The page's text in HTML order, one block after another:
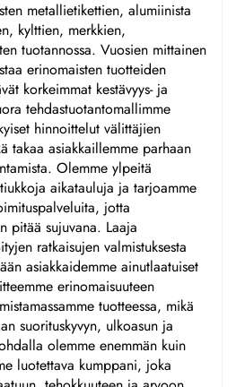
metallietikettien, alumiinista
kylttien, merkkien,
tuotannossa. Vuosien mittainen
erinomaisten tuotteiden
korkeimmat kestävyys- ja
tehdastuotantomallimme
hinnoittelut välittäjien
takaa asiakkaillemme parhaan
Olemme ylpeitä
aikatauluja ja tarjoamme
jotta
pitää sujuvana. Laaja
ratkaisujen valmistuksesta
asiakkaidemme ainutlaatuiset
erinomaisuuteen
tuotteessa, mikä
suorituskyvyn, ulkoasun ja
olemme enemmän kuin
luotettava kumppani, joka